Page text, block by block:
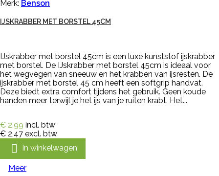
Merk: Benson
IJSKRABBER MET BORSTEL 45CM
IJskrabber met borstel 45cm is een luxe kunststof ijskrabber
met borstel. De IJskrabber met borstel 45cm is ideaal voor
het wegvegen van sneeuw en het krabben van ijsresten. De
ijskrabber met borstel 45 cm heeft een softgrip handvat.
Deze biedt extra comfort tijdens het gebruik. Geen koude
handen meer terwijl je het ijs van je ruiten krabt. Het...
€ 2,99 incl. btw
€ 2,47 excl. btw
 In winkelwagen
Meer